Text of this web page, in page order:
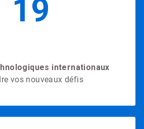
19
internationaux
vos nouveaux défis